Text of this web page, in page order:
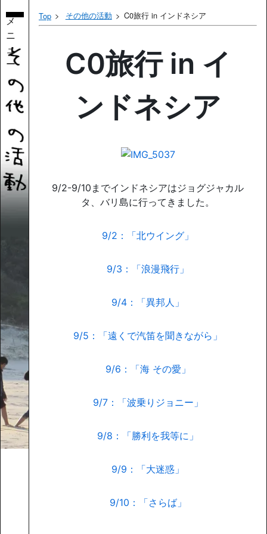
メ
ニ
ュ
ー
Top その他の活動 C0旅行 in インドネシア
C0旅行 in イ
ンドネシア
9/2-9/10までインドネシアはジョグジャカル
タ、バリ島に行ってきました。
9/2：「北ウイング」
9/3：「浪漫飛行」
9/4：「異邦人」
9/5：「遠くで汽笛を聞きながら」
9/6：「海 その愛」
9/7：「波乗りジョニー」
9/8：「勝利を我等に」
9/9：「大迷惑」
9/10：「さらば」